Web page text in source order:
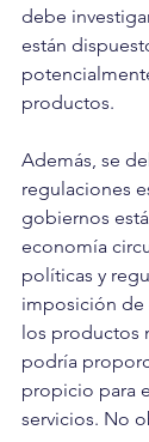
debe
están
productos.
Además, se
regulaciones
gobiernos
economía
políticas y
imposición de
los productos
podría
propicio para
servicios. No